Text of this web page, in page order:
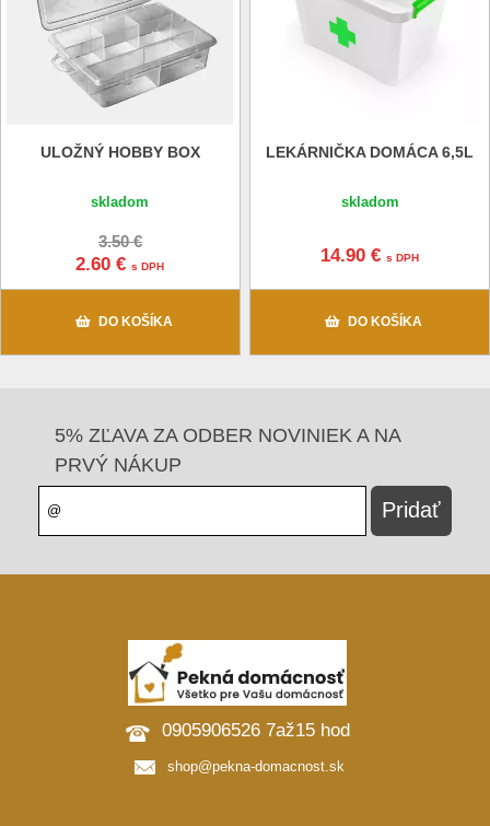
ULOŽNÝ HOBBY BOX
skladom
3.50 €
2.60 €s DPH
DO KOŠÍKA
LEKÁRNIČKA DOMÁCA 6,5L
skladom
14.90 €s DPH
DO KOŠÍKA
5% ZĽAVA ZA ODBER NOVINIEK A NA
PRVÝ NÁKUP
0905906526 7až15 hod
shop@pekna-domacnost.sk